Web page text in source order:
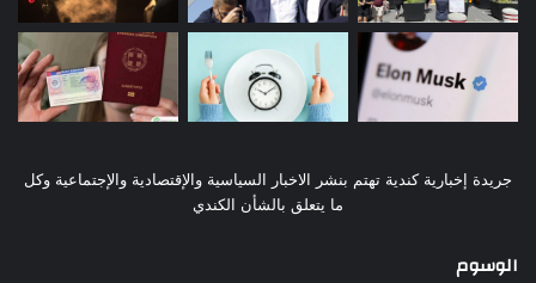
جريدة إخبارية كندية تهتم بنشر الاخبار السياسية والإقتصادية والإجتماعية وكل
ما يتعلق بالشأن الكندي
الوسوم